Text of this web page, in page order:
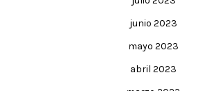
junio 2023
mayo 2023
abril 2023